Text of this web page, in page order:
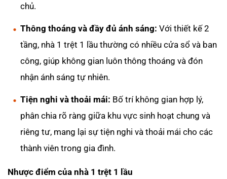
chủ.
Thông thoáng và đầy đủ ánh sáng: Với thiết kế 2
tầng, nhà 1 trệt 1 lầu thường có nhiều cửa sổ và ban
công, giúp không gian luôn thông thoáng và đón
nhận ánh sáng tự nhiên.
Tiện nghi và thoải mái: Bố trí không gian hợp lý,
phân chia rõ ràng giữa khu vực sinh hoạt chung và
riêng tư, mang lại sự tiện nghi và thoải mái cho các
thành viên trong gia đình.
Nhược điểm của nhà 1 trệt 1 lầu